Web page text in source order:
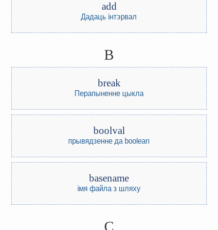
add
Дадаць інтэрвал
B
break
Перапыненне цыкла
boolval
прывядзенне да boolean
basename
імя файла з шляху
C